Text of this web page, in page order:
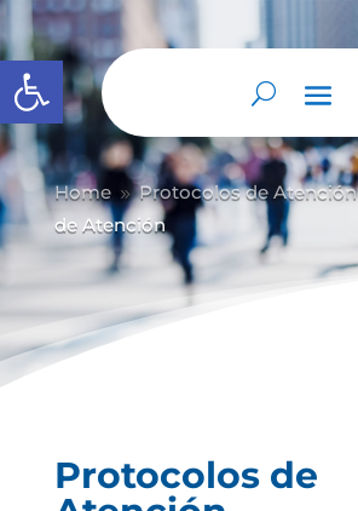
Abrir barra de herramientas
Home 9 Protocolos de Atención
de Atención
Protocolos de